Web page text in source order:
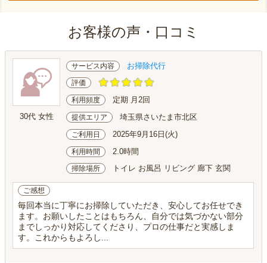
お客様の声・口コミ
30代 女性
サービス内容 お掃除代行
評価
利用頻度 定期 月2回
提供エリア 埼玉県さいたま市北区
ご利用日 2025年9月16日(火)
利用時間 2.0時間
掃除場所 トイレ お風呂 リビング 廊下 玄関
ご感想
毎回本当に丁寧にお掃除していただき、安心してお任せでき
ます。お願いしたことはもちろん、自分では気づかない部分
までしっかり対応してくださり、プロの仕事だと実感しま
す。これからもよろし...